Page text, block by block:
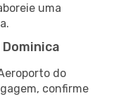
uma
do
confirme